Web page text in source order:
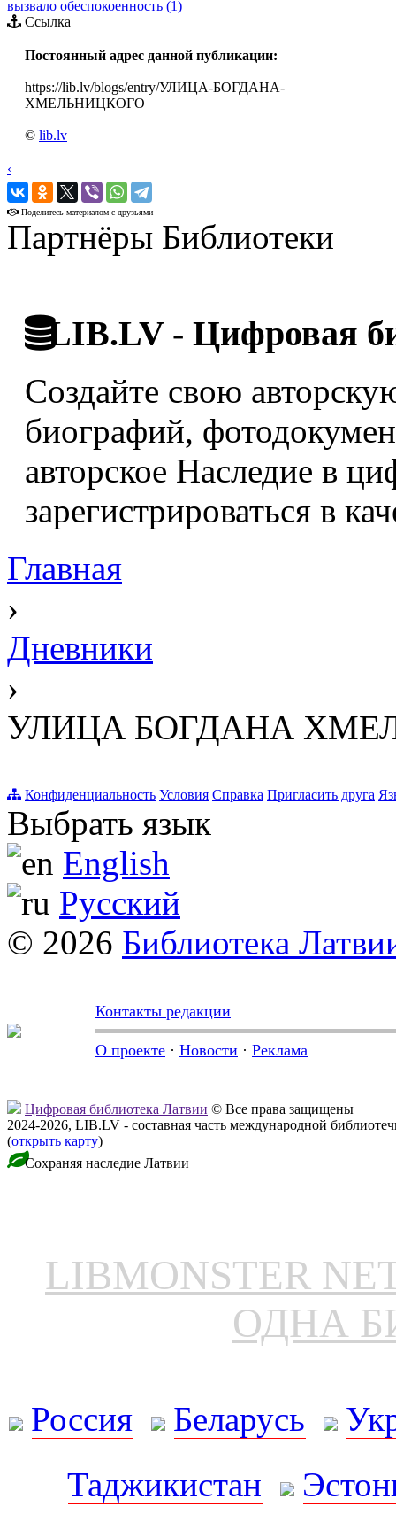
вызвало обеспокоенность (1)
Ссылка
Постоянный адрес данной публикации:
https://lib.lv/blogs/entry/УЛИЦА-БОГДАНА-
ХМЕЛЬНИЦКОГО
© lib.lv
‹
›
Поделитесь материалом с друзьями
Партнёры Библиотеки
LIB.LV - Цифровая
Создайте свою
биографий,
авторское Наследие в
зарегистрироваться в
Главная
›
Дневники
›
УЛИЦА БОГДАНА
Конфиденциальность Условия Справка Пригласить друга
Выбрать язык
English
Русский
© 2026 Библиотека
Контакты редакции
О проекте · Новости · Реклама
Цифровая библиотека Латвии © Все права защищены
2024-2026, LIB.LV - составная часть международной
(открыть карту)
Сохраняя наследие Латвии
LIBMONSTER
ОДНА
Россия Беларусь
Таджикистан